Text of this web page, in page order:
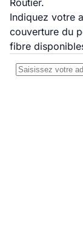
Routier.
Indiquez votre
couverture du
fibre